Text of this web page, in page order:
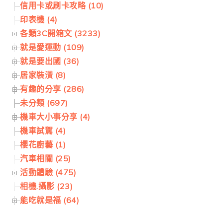
信用卡或刷卡攻略 (10)
印表機 (4)
各類3C開箱文 (3233)
就是愛運動 (109)
就是要出國 (36)
居家裝潢 (8)
有趣的分享 (286)
未分類 (697)
機車大小事分享 (4)
機車試駕 (4)
櫻花廚藝 (1)
汽車相關 (25)
活動體驗 (475)
相機.攝影 (23)
能吃就是福 (64)